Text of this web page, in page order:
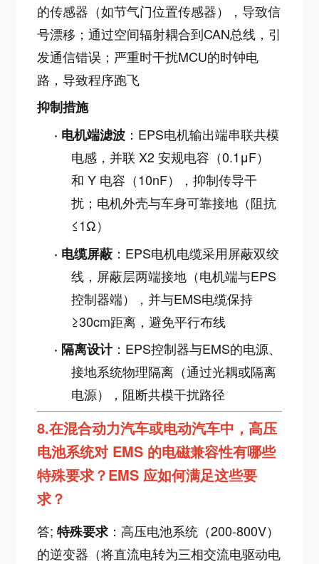
的传感器（如节气门位置传感器），导致信
号漂移；通过空间辐射耦合到CAN总线，引
发通信错误；严重时干扰MCU的时钟电
路，导致程序跑飞
抑制措施
· 电机端滤波 ：EPS电机输出端串联共模
电感，并联 X2 安规电容（0.1μF）
和 Y 电容（10nF），抑制传导干
扰；电机外壳与车身可靠接地（阻抗
≤1Ω）
· 电缆屏蔽 ：EPS电机电缆采用屏蔽双绞
线，屏蔽层两端接地（电机端与EPS
控制器端），并与EMS电缆保持
≥30cm距离，避免平行布线
· 隔离设计 ：EPS控制器与EMS的电源、
接地系统物理隔离（通过光耦或隔离
电源），阻断共模干扰路径
8.在混合动力汽车或电动汽车中，高压
电池系统对 EMS 的电磁兼容性有哪些
特殊要求？EMS 应如何满足这些要
求？
答; 特殊要求 ：高压电池系统（200-800V）
的逆变器（将直流电转为三相交流电驱动电